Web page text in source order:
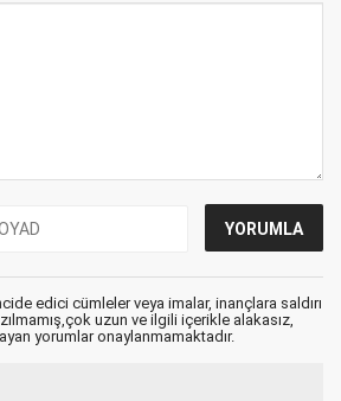
edici cümleler veya imalar, inançlara saldırı
uzun ve ilgili içerikle alakasız,
yorumlar onaylanmamaktadır.